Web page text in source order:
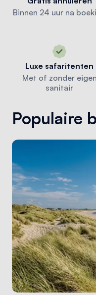
Binnen 24 uur na
Luxe safaritenten
Met of zonder eigen
sanitair
Populaire